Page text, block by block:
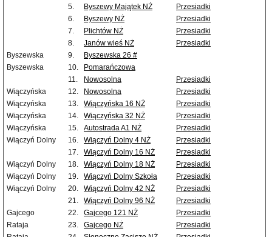
5.
Byszewy Majątek NŻ
Przesiadki
6.
Byszewy NŻ
Przesiadki
7.
Plichtów NŻ
Przesiadki
8.
Janów wieś NŻ
Przesiadki
Byszewska
9.
Byszewska 26 #
Byszewska
10.
Pomarańczowa
11.
Nowosolna
Przesiadki
Wiączyńska
12. Nowosolna
Przesiadki
Wiączyńska
13. Wiączyńska 16 NŻ
Przesiadki
Wiączyńska
14. Wiączyńska 32 NŻ
Przesiadki
Wiączyńska
15. Autostrada A1 NŻ
Przesiadki
Wiączyń Dolny
16. Wiączyń Dolny 4 NŻ
Przesiadki
17.
Wiączyń Dolny 16 NŻ
Przesiadki
Wiączyń Dolny
18. Wiączyń Dolny 18 NŻ
Przesiadki
Wiączyń Dolny
19. Wiączyń Dolny Szkoła
Przesiadki
Wiączyń Dolny
20. Wiączyń Dolny 42 NŻ
Przesiadki
21.
Wiączyń Dolny 96 NŻ
Przesiadki
Gajcego
22. Gajcego 121 NŻ
Przesiadki
Rataja
23. Gajcego NŻ
Przesiadki